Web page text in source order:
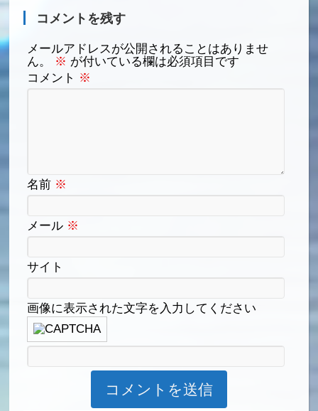
コメントを残す
メールアドレスが公開されることはありませ
ん。
※ が付いている欄は必須項目です
コメント ※
名前 ※
メール ※
サイト
画像に表示された文字を入力してください